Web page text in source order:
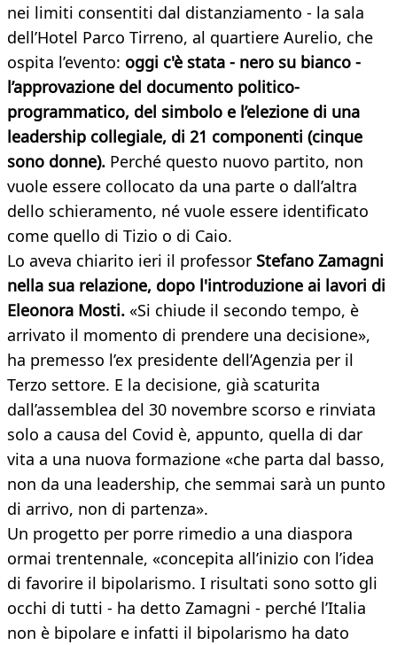
nei limiti consentiti dal distanziamento - la sala
dell’Hotel Parco Tirreno, al quartiere Aurelio, che
ospita l’evento: oggi c'è stata - nero su bianco -
l’approvazione del documento politico-
programmatico, del simbolo e l’elezione di una
leadership collegiale, di 21 componenti (cinque
sono donne). Perché questo nuovo partito, non
vuole essere collocato da una parte o dall’altra
dello schieramento, né vuole essere identificato
come quello di Tizio o di Caio.
Lo aveva chiarito ieri il professor Stefano Zamagni
nella sua relazione, dopo l'introduzione ai lavori di
Eleonora Mosti. «Si chiude il secondo tempo, è
arrivato il momento di prendere una decisione»,
ha premesso l’ex presidente dell’Agenzia per il
Terzo settore. E la decisione, già scaturita
dall’assemblea del 30 novembre scorso e rinviata
solo a causa del Covid è, appunto, quella di dar
vita a una nuova formazione «che parta dal basso,
non da una leadership, che semmai sarà un punto
di arrivo, non di partenza».
Un progetto per porre rimedio a una diaspora
ormai trentennale, «concepita all’inizio con l’idea
di favorire il bipolarismo. I risultati sono sotto gli
occhi di tutti - ha detto Zamagni - perché l’Italia
non è bipolare e infatti il bipolarismo ha dato